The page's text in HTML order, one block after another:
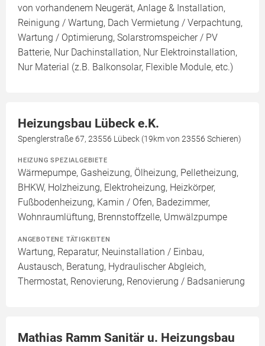
von vorhandenem Neugerät, Anlage & Installation,
Reinigung / Wartung, Dach Vermietung / Verpachtung,
Wartung / Optimierung, Solarstromspeicher / PV
Batterie, Nur Dachinstallation, Nur Elektroinstallation,
Nur Material (z.B. Balkonsolar, Flexible Module, etc.)
Heizungsbau Lübeck e.K.
Spenglerstraße 67, 23556 Lübeck (19km von 23556 Schieren)
HEIZUNG SPEZIALGEBIETE
Wärmepumpe, Gasheizung, Ölheizung, Pelletheizung,
BHKW, Holzheizung, Elektroheizung, Heizkörper,
Fußbodenheizung, Kamin / Ofen, Badezimmer,
Wohnraumlüftung, Brennstoffzelle, Umwälzpumpe
ANGEBOTENE TÄTIGKEITEN
Wartung, Reparatur, Neuinstallation / Einbau,
Austausch, Beratung, Hydraulischer Abgleich,
Thermostat, Renovierung, Renovierung / Badsanierung
Mathias Ramm Sanitär u. Heizungsbau